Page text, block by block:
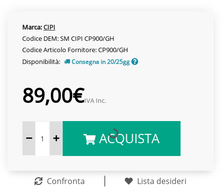
Marca:CIPI
Codice DEM: SM CIPI CP900/GH
Codice Articolo Fornitore: CP900/GH
Disponibilità:
Consegna in 20/25gg
89,00€IVA Inc.
ACQUISTA
Confronta Lista desideri